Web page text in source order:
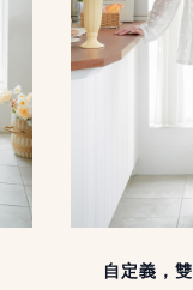
自定義，